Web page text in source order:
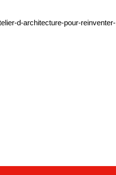
d-architecture-pour-reinventer-